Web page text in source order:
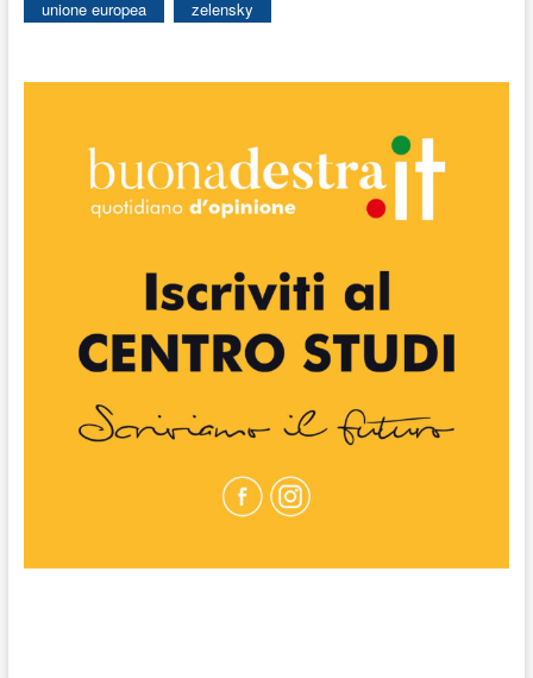
unione europea
zelensky